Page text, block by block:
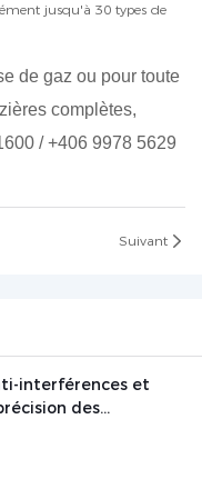
jusqu'à 30 types de
de gaz ou pour toute
complètes,
/ +406 9978 5629
Suivant
interférences et
des